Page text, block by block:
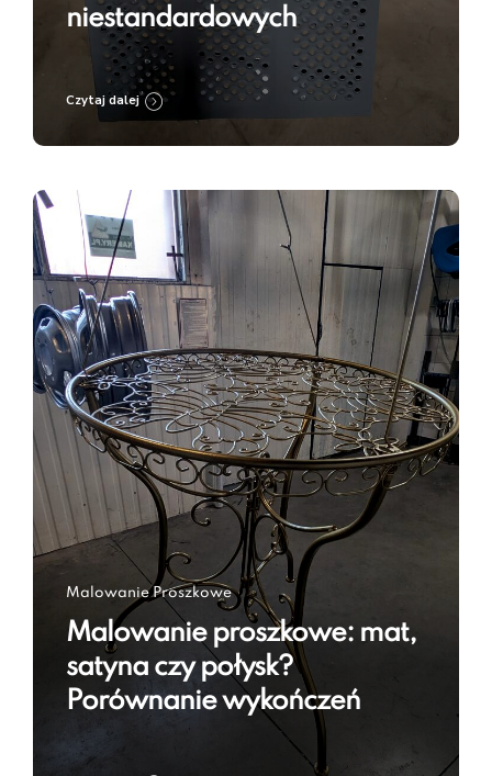
niestandardowych
Czytaj dalej
Malowanie Proszkowe
Malowanie proszkowe: mat,
satyna czy połysk?
Porównanie wykończeń